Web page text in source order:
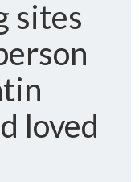
sites
loved